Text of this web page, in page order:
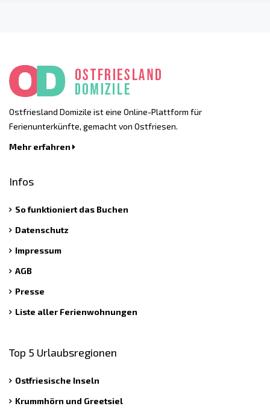
Ostfriesland Domizile ist eine Online-Plattform für
Ferienunterkünfte, gemacht von Ostfriesen.
Mehr erfahren
Infos
So funktioniert das Buchen
Datenschutz
Impressum
AGB
Presse
Liste aller Ferienwohnungen
Top 5 Urlaubsregionen
Ostfriesische Inseln
Krummhörn und Greetsiel